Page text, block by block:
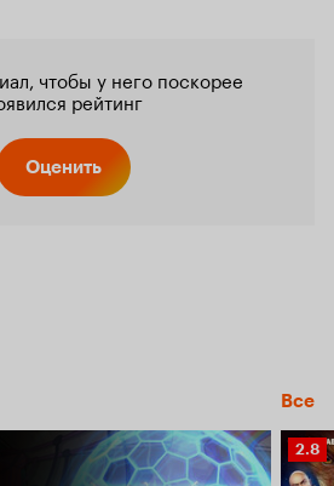
чтобы у него поскорее
рейтинг
Оценить
Все
2.8